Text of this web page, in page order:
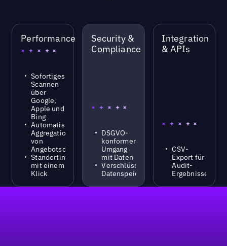
Performance
Sofortiges
Scannen
über
Google,
Apple und
Bing
Automatisierte
Aggregation
von
Angebotsdaten
Standortimport
mit einem
Klick
Security &
Compliance
DSGVO-
konformer
Umgang
mit Daten
Verschlüsselter
Datenspeicher
Integration
& APIs
CSV-
Export für
Audit-
Ergebnisse